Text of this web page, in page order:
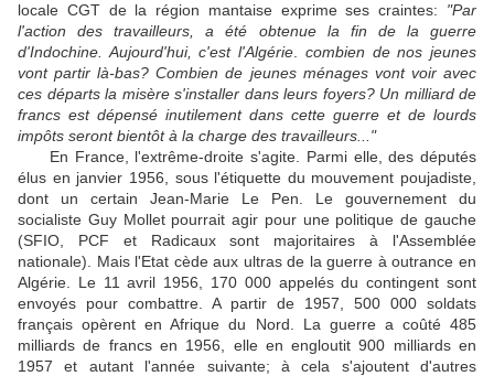
locale CGT de la région mantaise exprime ses craintes: "Par
l'action des travailleurs, a été obtenue la fin de la guerre
d'Indochine. Aujourd'hui, c'est l'Algérie
combien de nos jeunes
vont partir là-bas? Combien de jeunes ménages vont voir avec
ces départs la misère s'installer dans leurs foyers? Un milliard de
francs est dépensé inutilement dans cette guerre et de lourds
impôts seront bientôt à la charge des travailleurs..."
En France, l'extrême-droite s'agite. Parmi elle, des députés
élus en janvier 1956, sous l'étiquette du mouvement poujadiste,
dont un certain Jean-Marie Le Pen. Le gouvernement du
socialiste Guy Mollet pourrait agir pour une politique de gauche
(SFIO, PCF et Radicaux sont majoritaires à l'Assemblée
nationale). Mais l'Etat cède aux ultras de la guerre à outrance en
Algérie. Le 11 avril 1956, 170 000 appelés du contingent sont
envoyés pour combattre. A partir de 1957, 500 000 soldats
français opèrent en Afrique du Nord. La guerre a coûté 485
milliards de francs en 1956, elle en engloutit 900 milliards en
1957 et autant l'année suivante; à cela s'ajoutent d'autres